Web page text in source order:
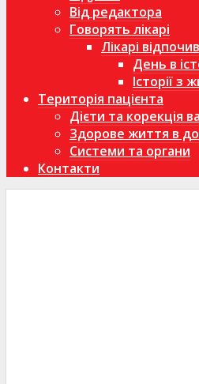
Від редактора
Говорять лікарі
Лікарі
День в
Історії з
Територія пацієнта
Дієти та корекція
Здорове життя в
Системи та органи
Контакти